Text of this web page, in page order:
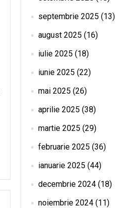
septembrie 2025 (13)
august 2025 (16)
iulie 2025 (18)
iunie 2025 (22)
mai 2025 (26)
aprilie 2025 (38)
martie 2025 (29)
februarie 2025 (36)
ianuarie 2025 (44)
decembrie 2024 (18)
noiembrie 2024 (11)